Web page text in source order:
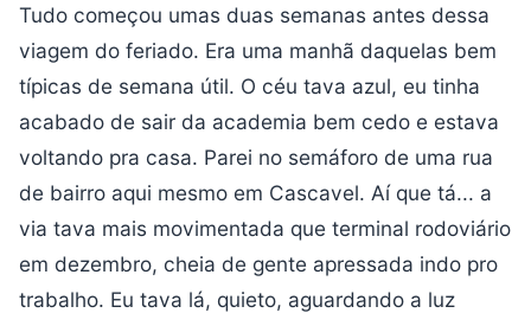
Tudo começou umas duas semanas antes dessa
viagem do feriado. Era uma manhã daquelas bem
típicas de semana útil. O céu tava azul, eu tinha
acabado de sair da academia bem cedo e estava
voltando pra casa. Parei no semáforo de uma rua
de bairro aqui mesmo em Cascavel. Aí que tá... a
via tava mais movimentada que terminal rodoviário
em dezembro, cheia de gente apressada indo pro
trabalho. Eu tava lá, quieto, aguardando a luz